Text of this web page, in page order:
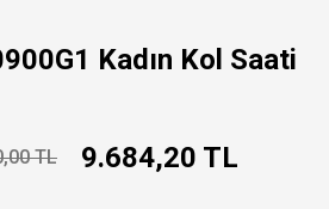
Kadın Kol Saati
TL 9.684,20 TL